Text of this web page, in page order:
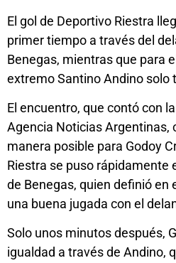
El gol de Deportivo Riestra
primer tiempo a través del
Benegas, mientras que para
extremo Santino Andino solo
El encuentro, que contó con
Agencia Noticias Argentinas,
manera posible para Godoy
Riestra se puso rápidamente
de Benegas, quien definió en
una buena jugada con el
Solo unos minutos después,
igualdad a través de Andino,